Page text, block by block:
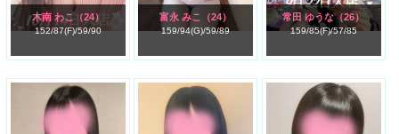
木南 わこ （24）
152/87(F)/59/90
富永 みこ （24）
159/94(G)/59/89
常田 ゆうな（26）
159/85(F)/57/85